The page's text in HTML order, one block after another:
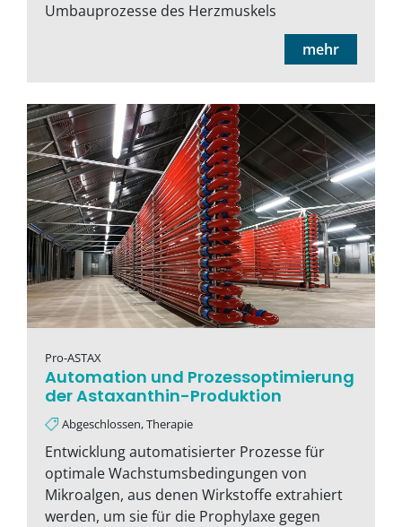
Umbauprozesse des Herzmuskels
mehr
Pro-ASTAX
Automation und Prozessoptimierung
der Astaxanthin-Produktion
Abgeschlossen, Therapie
Entwicklung automatisierter Prozesse für
optimale Wachstumsbedingungen von
Mikroalgen, aus denen Wirkstoffe extrahiert
werden, um sie für die Prophylaxe gegen